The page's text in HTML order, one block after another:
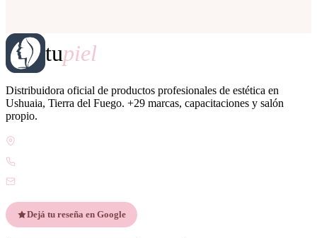
tupiel
Distribuidora oficial de productos profesionales de estética en
Ushuaia, Tierra del Fuego. +29 marcas, capacitaciones y salón
propio.
Dejá tu reseña en Google